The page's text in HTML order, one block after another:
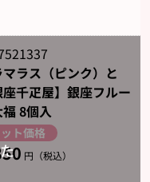
ルーベリー、クリーム、粉あ
（CMC-Na）、着色料（アン
む）
クリーム、粉あめ/甘味料（ト
着色料（紅麹）、酵素、（一
プ漬け、クリーム、粉あめ/甘
増粘剤（CMC-Na）、酵素、
ももを含む）
ラス（ピンク）と
座千疋屋】銀座フルー
8個入
ト価格
円（税込）